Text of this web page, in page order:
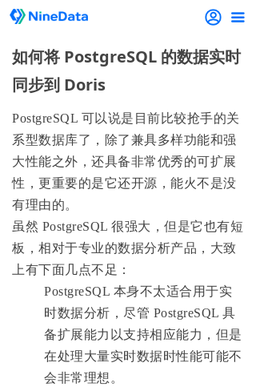
끀
如何将 PostgreSQL 的数据实时
同步到 Doris
PostgreSQL 可以说是目前比较抢手的关
系型数据库了，除了兼具多样功能和强
大性能之外，还具备非常优秀的可扩展
性，更重要的是它还开源，能火不是没
有理由的。
虽然 PostgreSQL 很强大，但是它也有短
板，相对于专业的数据分析产品，大致
上有下面几点不足：
PostgreSQL 本身不太适合用于实
时数据分析，尽管 PostgreSQL 具
备扩展能力以支持相应能力，但是
在处理大量实时数据时性能可能不
会非常理想。